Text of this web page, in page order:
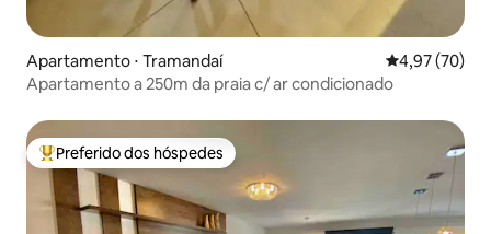
Apartamento ⋅ Tramandaí 4,97 de uma
4,97 (70)
Apartamento a 250m da praia c/ ar condicionado
Entre os melhores preferidos dos hóspedes
Preferido dos hóspedes